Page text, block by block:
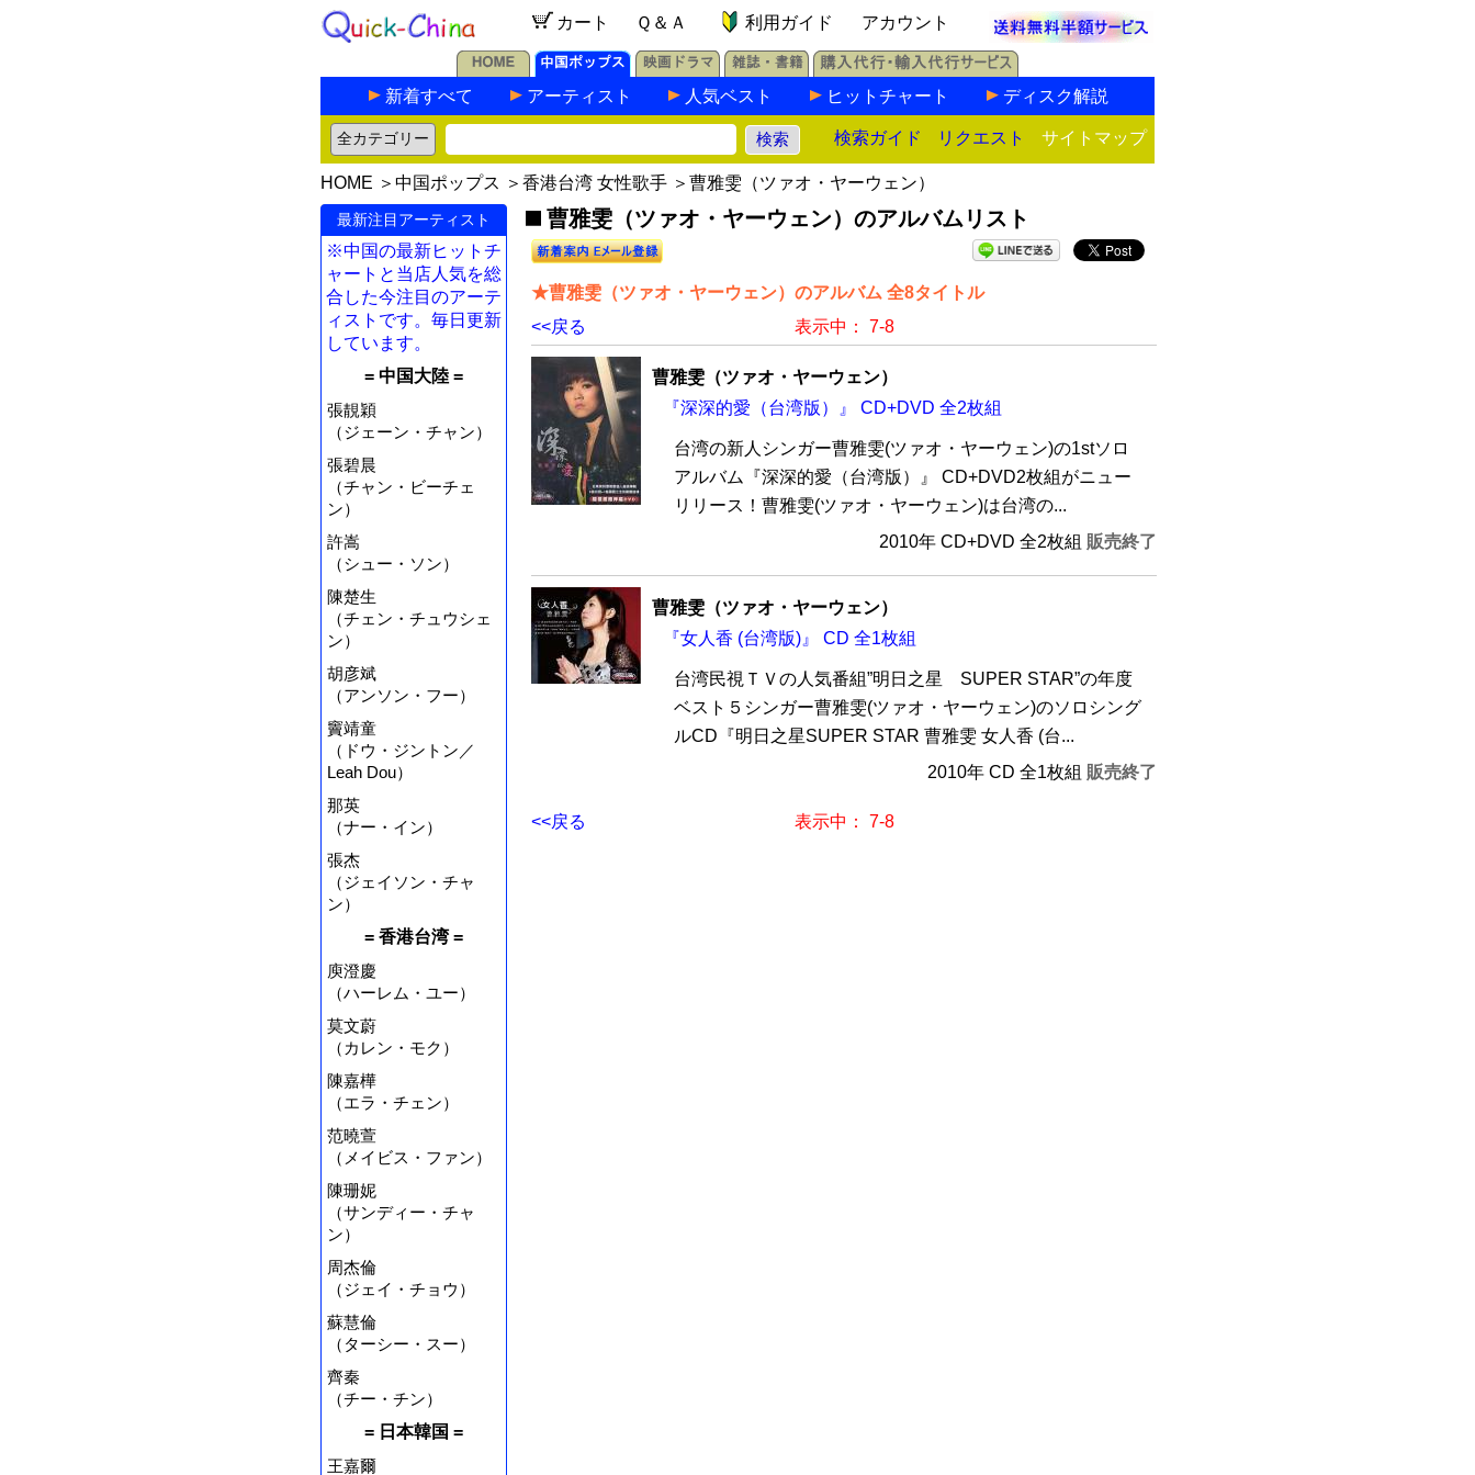
カート Ｑ＆Ａ 利用ガイド アカウント
新着すべて アーティスト 人気ベスト ヒットチャート ディスク解説
検索ガイド リクエスト サイトマップ
HOME ＞ 中国ポップス ＞ 香港台湾 女性歌手 ＞曹雅雯（ツァオ・ヤーウェン）
最新注目アーティスト
※中国の最新ヒットチ
ャートと当店人気を総
合した今注目のアーテ
ィストです。毎日更新
しています。
= 中国大陸 =
張靚穎
（ジェーン・チャン）
張碧晨
（チャン・ビーチェ
ン）
許嵩
（シュー・ソン）
陳楚生
（チェン・チュウシェ
ン）
胡彦斌
（アンソン・フー）
竇靖童
（ドウ・ジントン／
Leah Dou）
那英
（ナー・イン）
張杰
（ジェイソン・チャ
ン）
= 香港台湾 =
庾澄慶
（ハーレム・ユー）
莫文蔚
（カレン・モク）
陳嘉樺
（エラ・チェン）
范曉萱
（メイビス・ファン）
陳珊妮
（サンディー・チャ
ン）
周杰倫
（ジェイ・チョウ）
蘇慧倫
（ターシー・スー）
齊秦
（チー・チン）
= 日本韓国 =
王嘉爾
曹雅雯（ツァオ・ヤーウェン）のアルバムリスト
★曹雅雯（ツァオ・ヤーウェン）のアルバム 全8タイトル
<<戻る
表示中： 7-8
曹雅雯（ツァオ・ヤーウェン）
『深深的愛（台湾版）』 CD+DVD 全2枚組
台湾の新人シンガー曹雅雯(ツァオ・ヤーウェン)の1stソロ
アルバム『深深的愛（台湾版）』 CD+DVD2枚組がニュー
リリース！曹雅雯(ツァオ・ヤーウェン)は台湾の...
2010年 CD+DVD 全2枚組 販売終了
曹雅雯（ツァオ・ヤーウェン）
『女人香 (台湾版)』 CD 全1枚組
台湾民視ＴＶの人気番組”明日之星 SUPER STAR”の年度
ベスト５シンガー曹雅雯(ツァオ・ヤーウェン)のソロシング
ルCD『明日之星SUPER STAR 曹雅雯 女人香 (台...
2010年 CD 全1枚組 販売終了
<<戻る 表示中： 7-8